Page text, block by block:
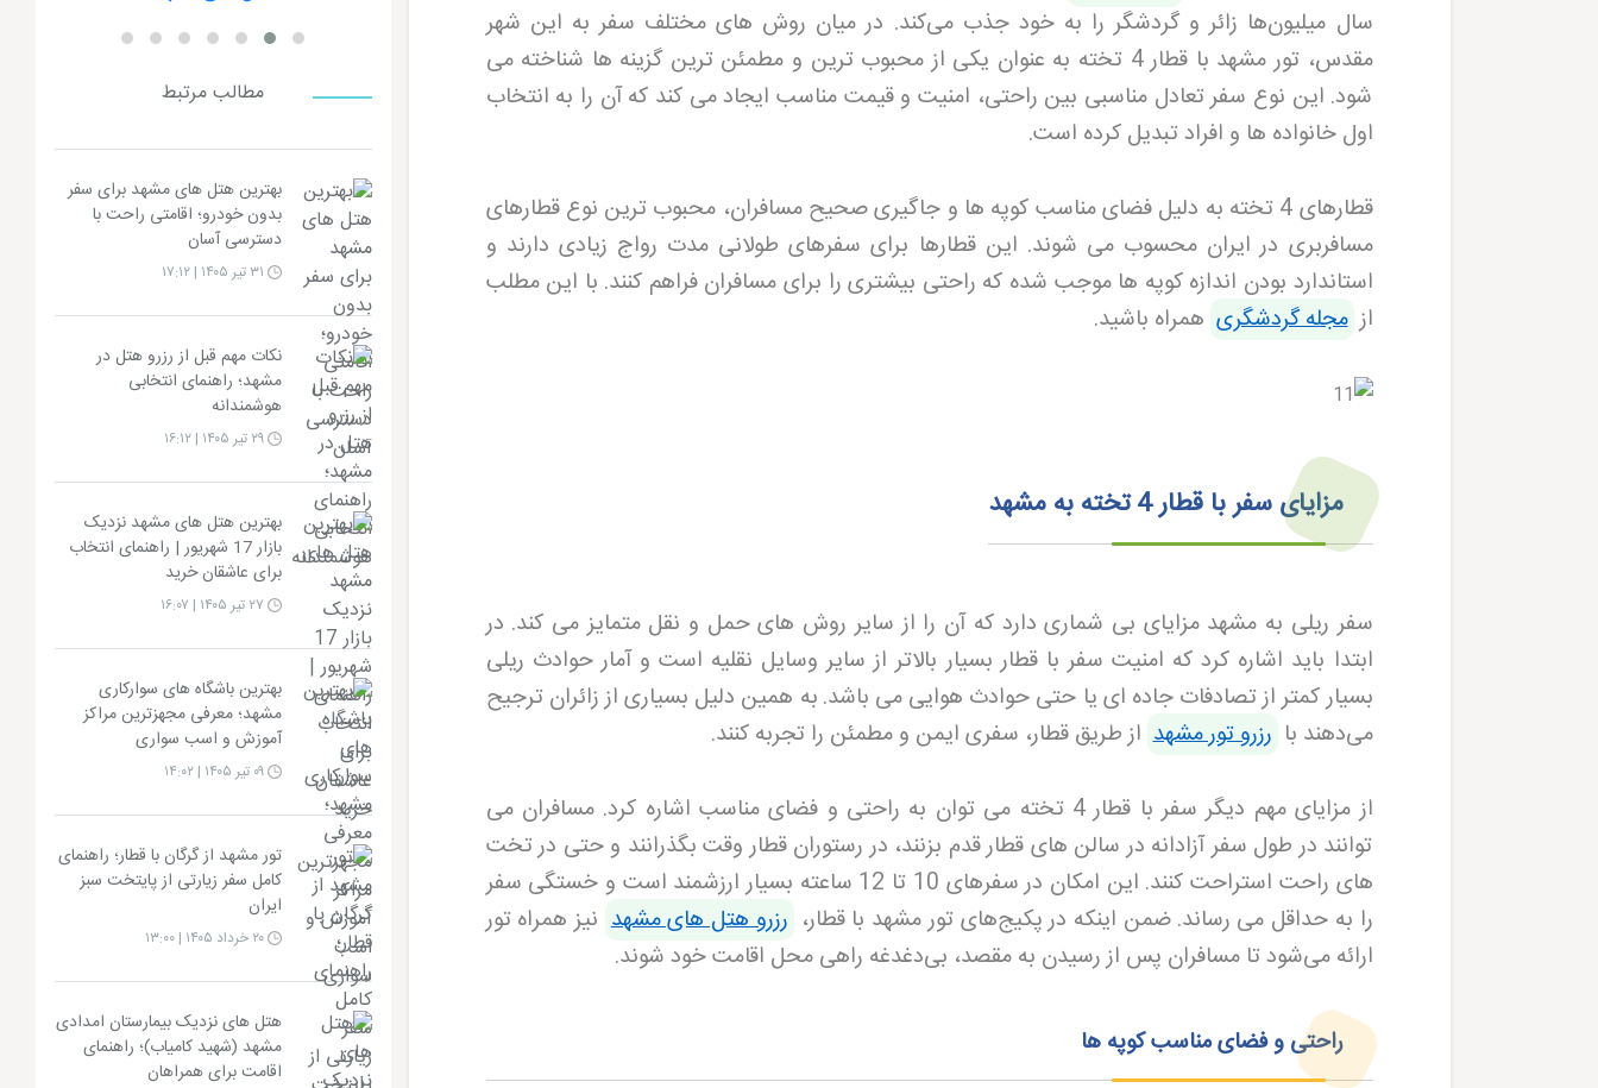
سال میلیون‌ها زائر و گردشگر را به خود جذب می‌کند. در میان روش های مختلف سفر به این شهر
مقدس، تور مشهد با قطار 4 تخته به عنوان یکی از محبوب ترین و مطمئن ترین گزینه ها شناخته می
شود. این نوع سفر تعادل مناسبی بین راحتی، امنیت و قیمت مناسب ایجاد می کند که آن را به انتخاب
اول خانواده ها و افراد تبدیل کرده است.
قطارهای 4 تخته به دلیل فضای مناسب کوپه ها و جاگیری صحیح مسافران، محبوب ترین نوع قطارهای
مسافربری در ایران محسوب می شوند. این قطارها برای سفرهای طولانی مدت رواج زیادی دارند و
استاندارد بودن اندازه کوپه ها موجب شده که راحتی بیشتری را برای مسافران فراهم کنند. با این مطلب
از مجله گردشگری همراه باشید.
مزایای سفر با قطار 4 تخته به مشهد
سفر ریلی به مشهد مزایای بی شماری دارد که آن را از سایر روش های حمل و نقل متمایز می کند. در
ابتدا باید اشاره کرد که امنیت سفر با قطار بسیار بالاتر از سایر وسایل نقلیه است و آمار حوادث ریلی
بسیار کمتر از تصادفات جاده ای یا حتی حوادث هوایی می باشد.به همین دلیل بسیاری از زائران ترجیح
می‌دهند با رزرو تور مشهد از طریق قطار، سفری ایمن و مطمئن را تجربه کنند.
از مزایای مهم دیگر سفر با قطار 4 تخته می توان به راحتی و فضای مناسب اشاره کرد. مسافران می
توانند در طول سفر آزادانه در سالن های قطار قدم بزنند، در رستوران قطار وقت بگذرانند و حتی در تخت
های راحت استراحت کنند. این امکان در سفرهای 10 تا 12 ساعته بسیار ارزشمند است و خستگی سفر
را به حداقل می رساند.ضمن اینکه در پکیج‌های تور مشهد با قطار، رزرو هتل های مشهد نیز همراه تور
ارائه می‌شود تا مسافران پس از رسیدن به مقصد، بی‌دغدغه راهی محل اقامت خود شوند.
راحتی و فضای مناسب کوپه ها
مطالب مرتبط
بهترین هتل های مشهد برای سفر
بدون خودرو؛ اقامتی راحت با
دسترسی آسان
نکات مهم قبل از رزرو هتل در
مشهد؛ راهنمای انتخابی
هوشمندانه
۲۹ تیر ۱۴۰۵ | ۱۶:۱۲
بهترین هتل های مشهد نزدیک
بازار 17 شهریور | راهنمای انتخاب
برای عاشقان خرید
بهترین باشگاه های سوارکاری
مشهد؛ معرفی مجهزترین مراکز
آموزش و اسب سواری
۰۹ تیر ۱۴۰۵ | ۱۴:۰۲
تور مشهد از گرگان با قطار؛ راهنمای
کامل سفر زیارتی از پایتخت سبز
ایران
۲۰ خرداد ۱۴۰۵ | ۱۳:۰۰
هتل های نزدیک بیمارستان امدادی
مشهد (شهید کامیاب)؛ راهنمای
اقامت برای همراهان